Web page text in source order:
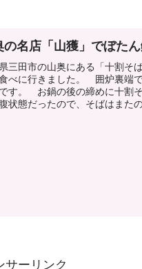
の名店「山獲」でぼたん
三田市の山奥にある「十割そ
べに行きました。 囲炉裏端
す。 お鍋の後の締めに十割
状態だったので、そばはまた
サーリンク